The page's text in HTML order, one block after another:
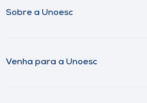
Sobre a Unoesc
Venha para a Unoesc